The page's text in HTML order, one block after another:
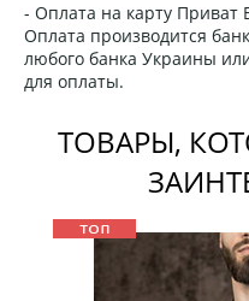
- Оплата на карту Приват
Оплата производится
любого банка Украины
для оплаты.
ТОВАРЫ,